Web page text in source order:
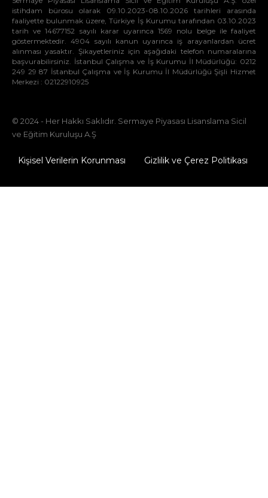
istihdam bürosu olarak 09.10.2023-08.10.2026 tarihleri arasında
faaliyette bulunmak üzere, Türkiye İş Kurumu tarafından 03.10.2023
tarih ve 14677152 sayılı karar uyarınca 1569 nolu belge ile faaliyet
göstermektedir. 4904 sayılı kanun uyarınca iş arayanlardan ücret
alınması yasaktır. Şikayetleriniz için aşağıdaki telefon numaralarına
başvurabilirsiniz. İstanbul Çalışma ve İş Kurumu İl Müdürlüğü: 0212
249 29 87 İstanbul Çalışma ve İş Kurumu İl Müdürlüğü Şişli Hizmet
Merkezi : 02122910925
© 2024 - Her Hakkı Saklıdır. Sermaye Piyasası Lisanslama Sicil
ve Eğitim Kuruluşu A.Ş
Kişisel Verilerin Korunması Gizlilik ve Çerez Politikası